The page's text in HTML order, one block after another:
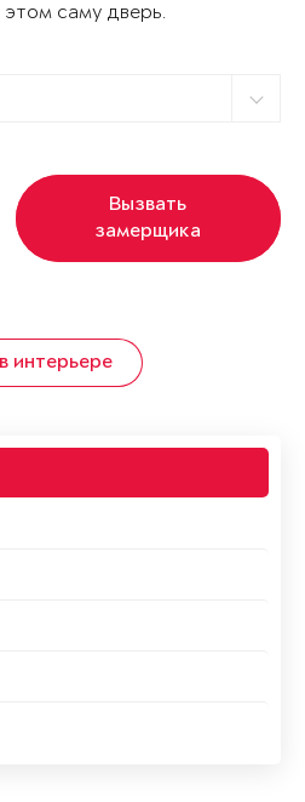
этом саму дверь.
Вызвать
замерщика
интерьере